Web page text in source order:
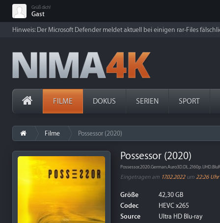
Grüß dich!
Gast
Hinweis: Der Microsoft Defender meldet aktuell bei einigen rar-Files
FILME DOKUS SERIEN SPORT
Filme Possessor (2020)
Possessor (2020)
Eingetragen am 17.02.2022um 22:26 Uhr
Größe
42,30 GB
Codec
HEVC x265
Source
Ultra HD Blu-ray